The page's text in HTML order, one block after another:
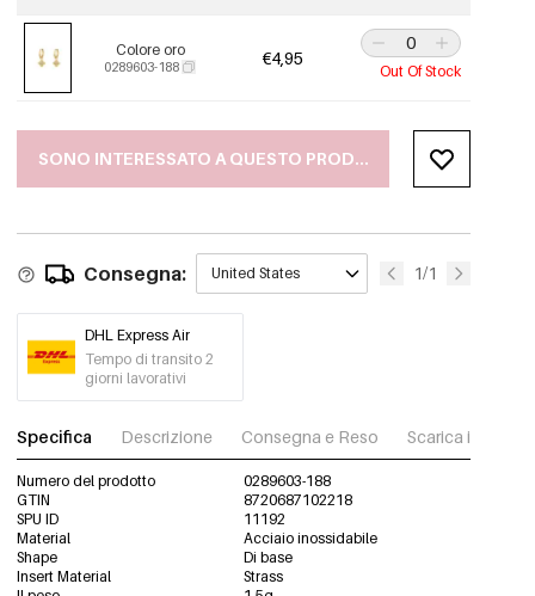
Colore oro
0289603-188 €4,95
Out Of Stock
SONO INTERESSATO A QUESTO PRODOTTO
Consegna: United States 1/1
DHL Express Air
Tempo di transito 2
giorni lavorativi
Specifica Descrizione Consegna e Reso Scarica immagini
Numero del prodotto
0289603-188
GTIN
8720687102218
SPU ID
11192
Material
Acciaio inossidabile
Shape
Di base
Insert Material
Strass